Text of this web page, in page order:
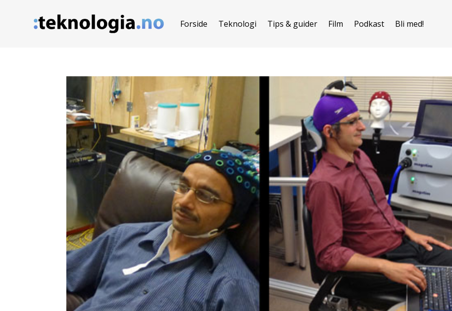
Forside Teknologi Tips & guider Film Podkast Bli med!